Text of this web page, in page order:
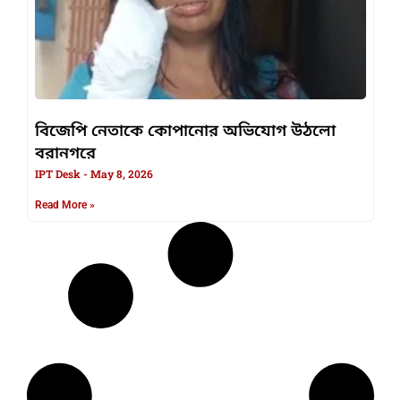
বিজেপি নেতাকে কোপানোর অভিযোগ উঠলো
বরানগরে
IPT Desk May 8, 2026
Read More »